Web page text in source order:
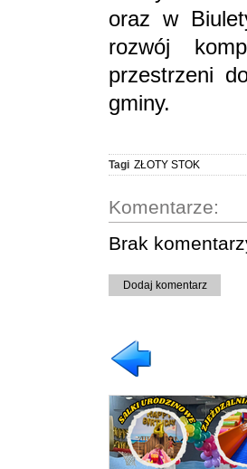
oraz w
rozwój
przestrzeni
gminy.
Tagi ZŁOTY STOK
Komentarze:
Brak
Dodaj komentarz